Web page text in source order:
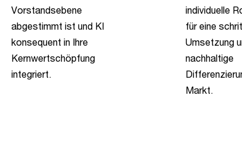
Vorstandsebene
abgestimmt ist und KI
konsequent in Ihre
Kernwertschöpfung
integriert.
individuelle
für eine
Umsetzung
nachhaltige
Markt.